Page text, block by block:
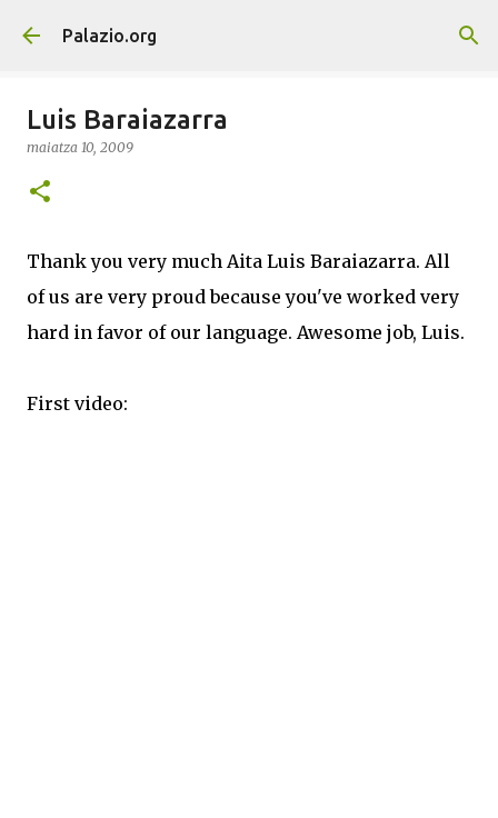
Saltatu eta joan eduki nagusira
Palazio.org
Luis Baraiazarra
maiatza 10, 2009
Thank you very much Aita Luis Baraiazarra. All
of us are very proud because you've worked very
hard in favor of our language. Awesome job, Luis.
First video: